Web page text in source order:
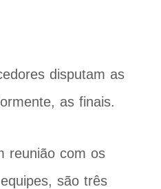
disputam as
as finais.
reunião com os
são três